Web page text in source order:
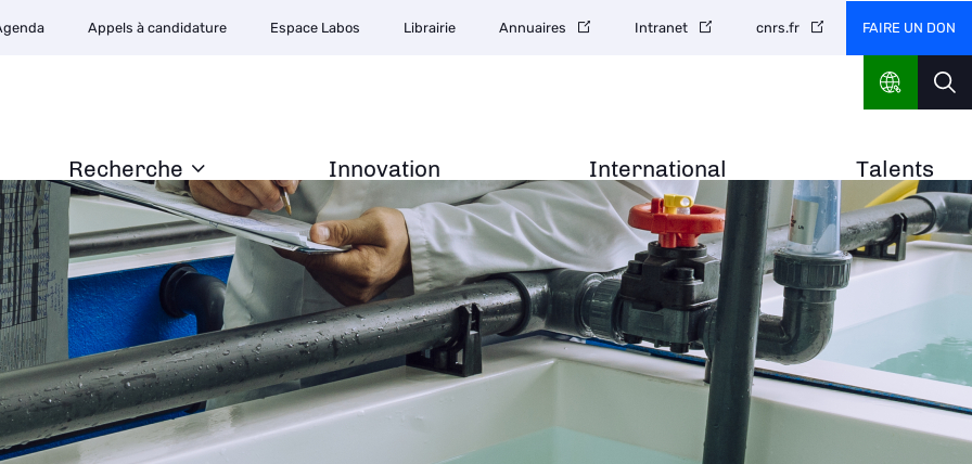
Recherche Innovation International Talents
Appels à candidature Espace Labos Librairie Annuaires Intranet cnrs.fr FAIRE UN DON